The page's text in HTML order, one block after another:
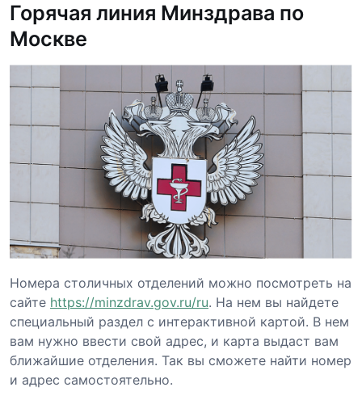
Горячая линия Минздрава по
Москве
Номера столичных отделений можно посмотреть на
сайте https://minzdrav.gov.ru/ru. На нем вы найдете
специальный раздел с интерактивной картой. В нем
вам нужно ввести свой адрес, и карта выдаст вам
ближайшие отделения. Так вы сможете найти номер
и адрес самостоятельно.